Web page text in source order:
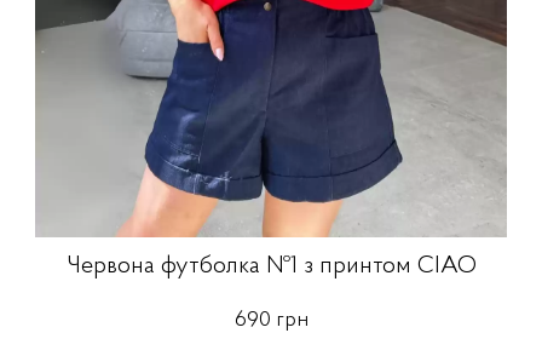
Червона футболка №1 з принтом CIAO
690 грн